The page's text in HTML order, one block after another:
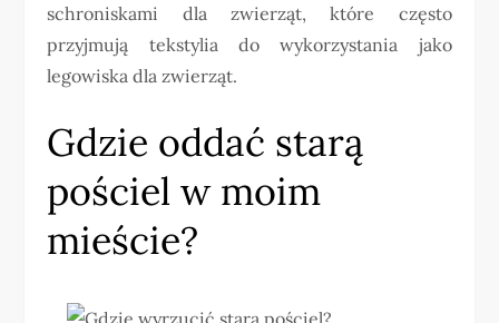
schroniskami dla zwierząt, które często
przyjmują tekstylia do wykorzystania jako
legowiska dla zwierząt.
Gdzie oddać starą
pościel w moim
mieście?